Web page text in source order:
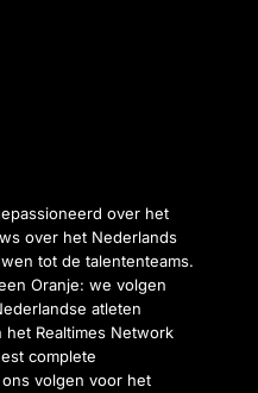
over het
over het Nederlands
tot de talententeams.
Oranje: we volgen
atleten
Realtimes Network
complete
volgen voor het